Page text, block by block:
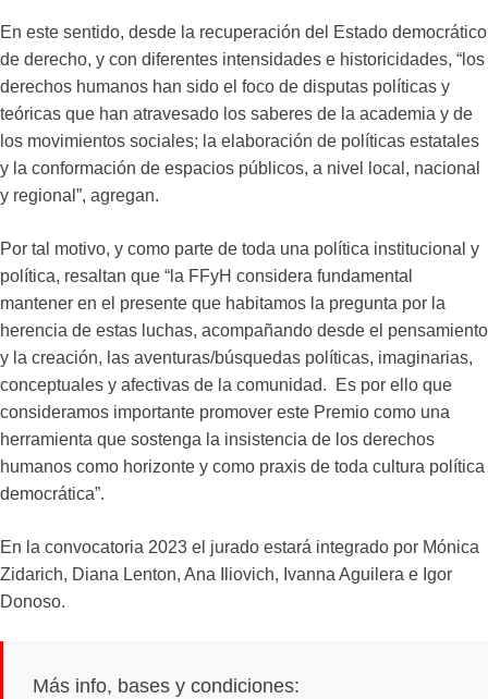
En este sentido, desde la recuperación del Estado democrático
de derecho, y con diferentes intensidades e historicidades, “los
derechos humanos han sido el foco de disputas políticas y
teóricas que han atravesado los saberes de la academia y de
los movimientos sociales; la elaboración de políticas estatales
y la conformación de espacios públicos, a nivel local, nacional
y regional”, agregan.
Por tal motivo, y como parte de toda una política institucional y
política, resaltan que “la FFyH considera fundamental
mantener en el presente que habitamos la pregunta por la
herencia de estas luchas, acompañando desde el pensamiento
y la creación, las aventuras/búsquedas políticas, imaginarias,
conceptuales y afectivas de la comunidad. Es por ello que
consideramos importante promover este Premio como una
herramienta que sostenga la insistencia de los derechos
humanos como horizonte y como praxis de toda cultura política
democrática”.
En la convocatoria 2023 el jurado estará integrado por Mónica
Zidarich, Diana Lenton, Ana Iliovich, Ivanna Aguilera e Igor
Donoso.
Más info, bases y condiciones: